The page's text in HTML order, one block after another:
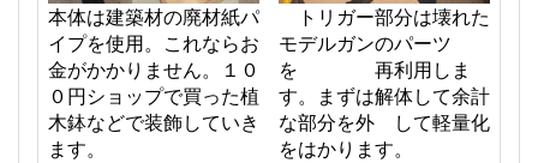
本体は建築材の廃材紙パ
イプを使用。これならお
金がかかりません。１０
０円ショップで買った植
木鉢などで装飾していき
ます。
トリガー部分は壊れた
モデルガンのパーツ
を 再利用しま
す。まずは解体して余計
な部分を外 して軽量化
をはかります。